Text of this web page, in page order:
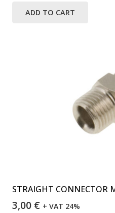
ADD TO CART
STRAIGHT CONNECTOR
3,00 € + VAT 24%